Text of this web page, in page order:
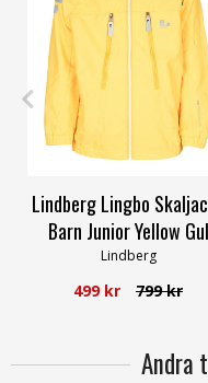
Lindberg Lingbo
Barn Junior Yellow Gul
Lindberg
499 kr 799 kr
Andra